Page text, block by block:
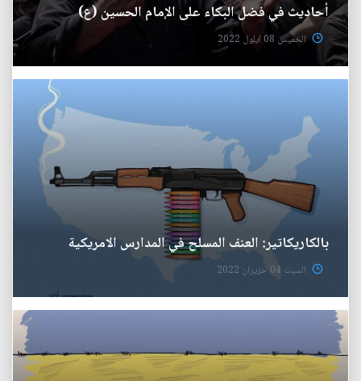
أحاديث في فضل البكاء على الإمام الحسين (ع)
الخميس 08 ايلول 2022
بالكاريكاتير: العنف المسلح في المدارس الامريكية
السبت 04 حزيران 2022